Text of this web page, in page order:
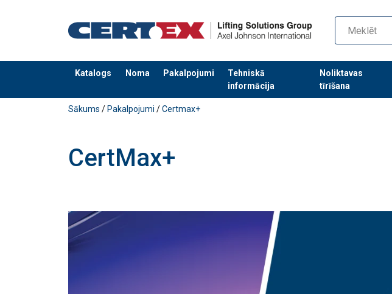
Katalogs Noma Pakalpojumi
Tehniskā
informācija
Noliktavas
tīrīšana
Pievienots jūsu pasūtījumam
Sākums / Pakalpojumi /Certmax+
CertMax+